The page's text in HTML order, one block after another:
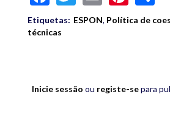
Etiquetas: ESPON, Política de
técnicas
Inicie sessão ou registe-separa